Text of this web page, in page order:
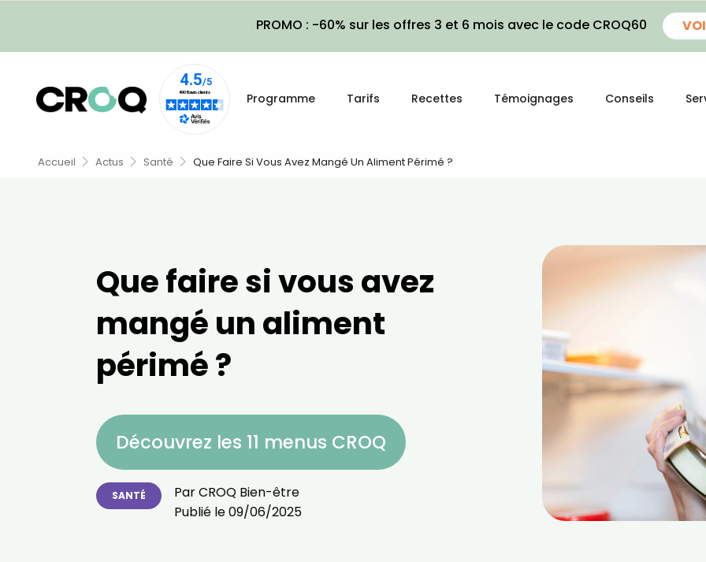
PROMO : -60% sur les offres 3 et 6 mois avec le code CROQ60
Programme Tarifs Recettes Témoignages Conseils
Accueil Actus Santé Que Faire Si Vous Avez Mangé Un Aliment Périmé ?
Que faire si vous avez
mangé un aliment
périmé ?
Découvrez les 11 menus CROQ
SANTÉ ParCROQ Bien-être
Publié le09/06/2025